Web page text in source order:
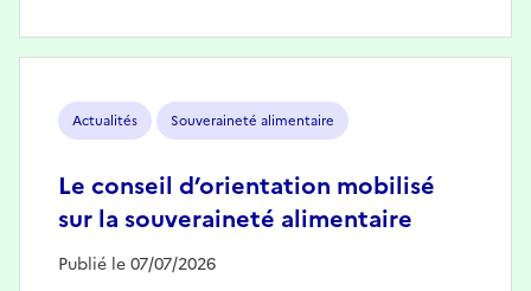
Actualités Souveraineté alimentaire
Le conseil d’orientation mobilisé
sur la souveraineté alimentaire
Publié le 07/07/2026